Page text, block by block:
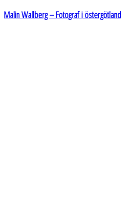
Malin Wallberg – Fotograf i östergötland